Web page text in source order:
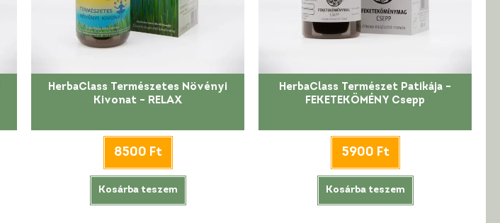
HerbaClass Természetes Növényi
Kivonat – RELAX
8500 Ft
Kosárba teszem
HerbaClass Természet Patikája –
FEKETEKÖMÉNY Csepp
5900 Ft
Kosárba teszem